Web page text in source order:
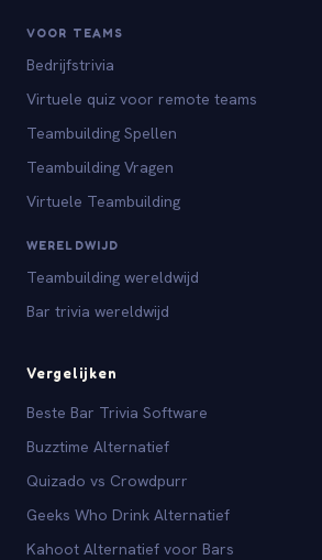
VOOR TEAMS
Bedrijfstrivia
Virtuele quiz voor remote teams
Teambuilding Spellen
Teambuilding Vragen
Virtuele Teambuilding
WERELDWIJD
Teambuilding wereldwijd
Bar trivia wereldwijd
Vergelijken
Beste Bar Trivia Software
Buzztime Alternatief
Quizado vs Crowdpurr
Geeks Who Drink Alternatief
Kahoot Alternatief voor Bars